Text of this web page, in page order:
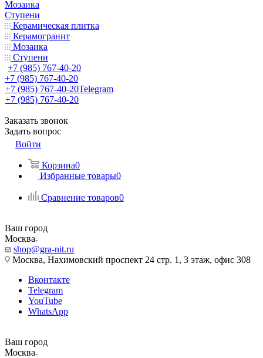
Мозаика
Ступени
Керамическая плитка
Керамогранит
Мозаика
Ступени
+7 (985) 767-40-20
+7 (985) 767-40-20
+7 (985) 767-40-20Telegram
+7 (985) 767-40-20
Заказать звонок
Задать вопрос
Войти
Корзина0
Избранные товары0
Сравнение товаров0
Ваш город
Москва
shop@gra-nit.ru
Москва, Нахимовский проспект 24 стр. 1, 3 этаж, офис 308
Вконтакте
Telegram
YouTube
WhatsApp
Ваш город
Москва